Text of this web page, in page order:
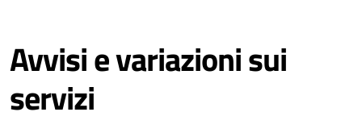
Avvisi e variazioni sui
servizi